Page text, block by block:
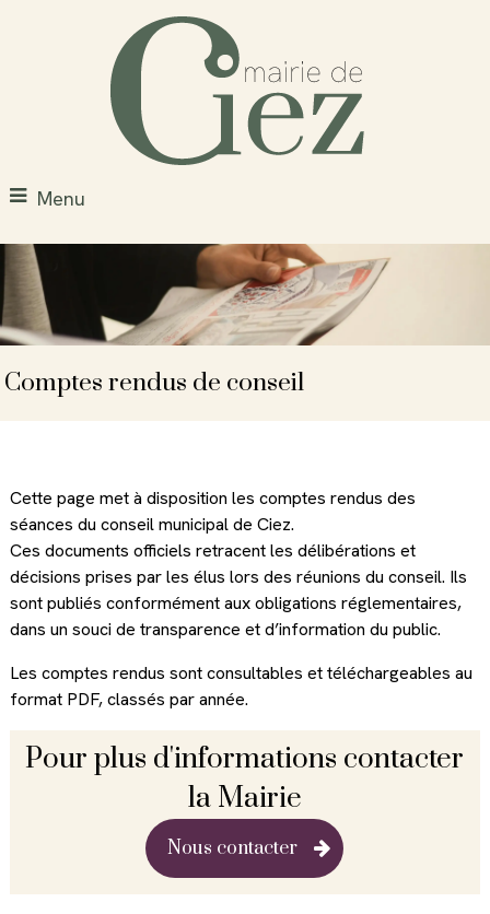
Menu
Comptes rendus de conseil
Cette page met à disposition les comptes rendus des
séances du conseil municipal de Ciez.
Ces documents officiels retracent les délibérations et
décisions prises par les élus lors des réunions du conseil. Ils
sont publiés conformément aux obligations réglementaires,
dans un souci de transparence et d’information du public.
Les comptes rendus sont consultables et téléchargeables au
format PDF, classés par année.
Pour plus d'informations contacter
la Mairie
Nous contacter